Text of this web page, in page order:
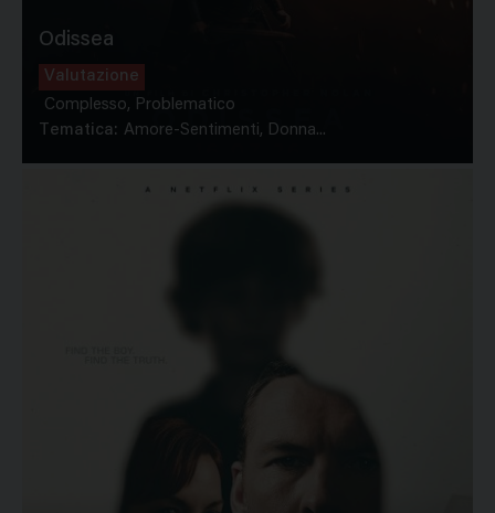
Odissea
Valutazione
Complesso, Problematico
Tematica: Amore-Sentimenti, Donna...